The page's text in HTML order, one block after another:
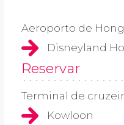
Aeroporto de
Disneyland
Reservar
Terminal de
Kowloon